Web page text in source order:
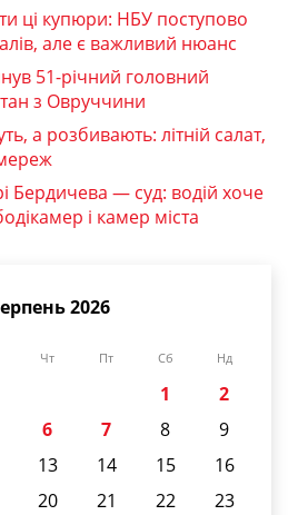
ці купюри: НБУ поступово
але є важливий нюанс
51-річний головний
з Овруччини
а розбивають: літній салат,
Бердичева — суд: водій хоче
і камер міста
2026
Чт Пт Сб Нд
1
2
6 7 8
9
13 14 15
16
20 21 22
23